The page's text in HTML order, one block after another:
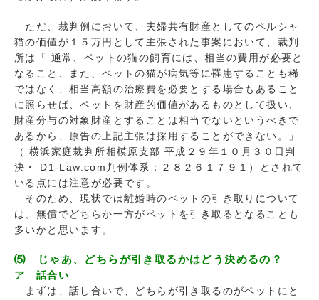
ただ、裁判例において、夫婦共有財産としてのペルシャ
猫の価値が１５万円として主張された事案において、裁判
所は「 通常、ペットの猫の飼育には、相当の費用が必要と
なること、また、ペットの猫が病気等に罹患することも稀
ではなく、相当高額の治療費を必要とする場合もあること
に照らせば、ペットを財産的価値があるものとして扱い、
財産分与の対象財産とすることは相当でないというべきで
あるから、原告の上記主張は採用することができない。」
（ 横浜家庭裁判所相模原支部 平成２９年１０月３０日判
決・ D1-Law.com判例体系：２８２６１７９１）とされて
いる点には注意が必要です。
そのため、現状では離婚時のペットの引き取りについて
は、無償でどちらか一方がペットを引き取るとなることも
多いかと思います。
⑸ じゃあ、どちらが引き取るかはどう決めるの？
ア 話合い
まずは、話し合いで、どちらが引き取るのがペットにと